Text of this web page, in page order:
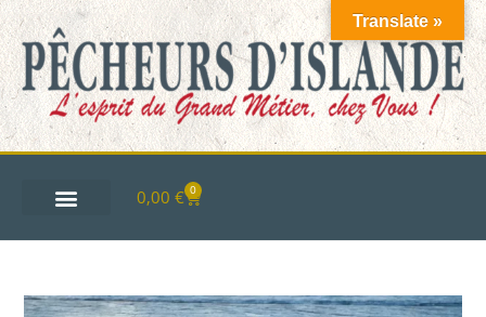
0,00 € 0
Translate »